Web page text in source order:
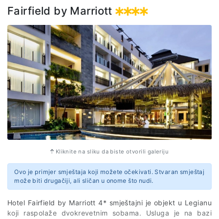
aerodroma u Kuala Lumpuru.
Uređene u ugodnim neutralnim tonovima, udobne sobe
opremljene su frižiderom i TV-om sa satelitskim kanalima.
Usluga je na bazi noćenja sa doručkom.
Web stranica
https://www.ancasahotels.com.my/
Adresa
Jalan Tun Tan Cheng Lock 50050 Kuala Lumpur
Malaysia
Fairfield by Marriott
Kliknite na sliku da biste otvorili galeriju
Ovo je primjer smještaja koji možete očekivati. Stvaran smještaj
može biti drugačiji, ali sličan u onome što nudi.
Hotel Fairfield by Marriott 4* smještajni je objekt u Legianu
koji raspolaže dvokrevetnim sobama. Usluga je na bazi